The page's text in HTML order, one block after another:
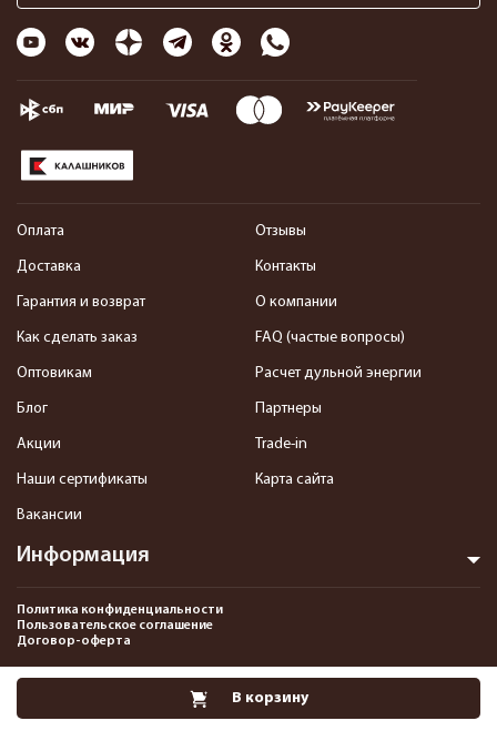
В корзину
Информация
Оплата
Доставка
Гарантия и возврат
Как сделать заказ
Оптовикам
Блог
Акции
Наши сертификаты
Вакансии
Отзывы
Контакты
О компании
FAQ (частые вопросы)
Расчет дульной энергии
Партнеры
Trade-in
Карта сайта
Политика конфиденциальности
Пользовательское соглашение
Договор-оферта
2013-2026 Интернет-магазин пневматики, страйкбола и снаряжения–
Pnevmat24.ru. Все права защищены.©